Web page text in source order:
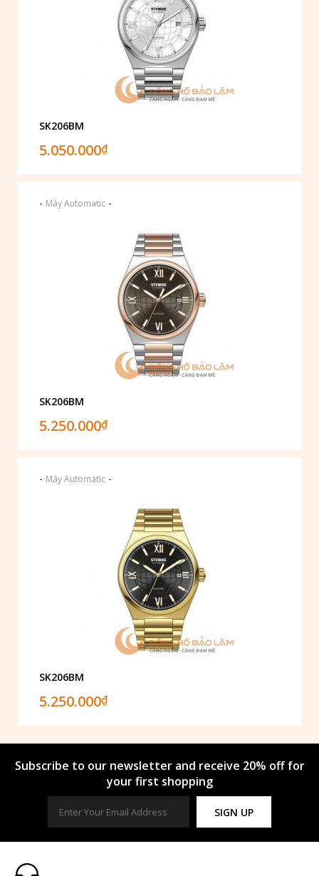
SK206BM
5.050.000₫
- Máy Automatic -
SK206BM
5.250.000₫
- Máy Automatic -
SK206BM
5.250.000₫
Subscribe to our newsletter and receive 20% off for
your first shopping
SIGN UP